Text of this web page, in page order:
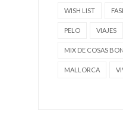
WISH LIST
PELO VIAJES
MIX DE COSAS
MALLORCA